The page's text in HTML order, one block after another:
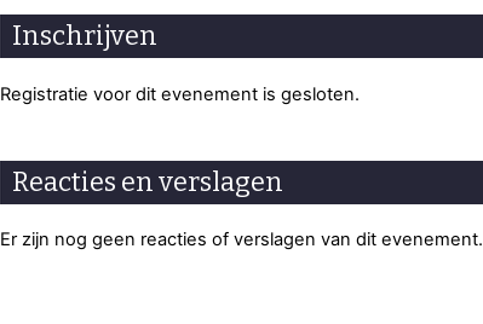
Inschrijven
Registratie voor dit evenement is gesloten.
Reacties en verslagen
Er zijn nog geen reacties of verslagen van dit evenement.